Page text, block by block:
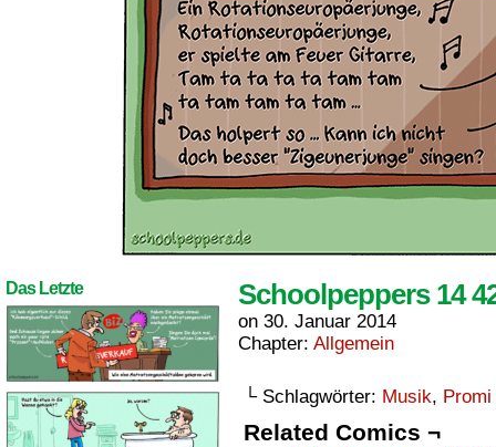
Das Letzte Schoolpeppers 14
on 30. Januar 2014
Chapter: Allgemein
└ Schlagwörter: Musik, Promi
Related Comics ¬